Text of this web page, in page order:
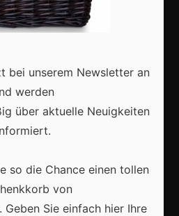
bei unserem Newsletter an
werden
über aktuelle Neuigkeiten
so die Chance einen tollen
von
Geben Sie einfach hier Ihre